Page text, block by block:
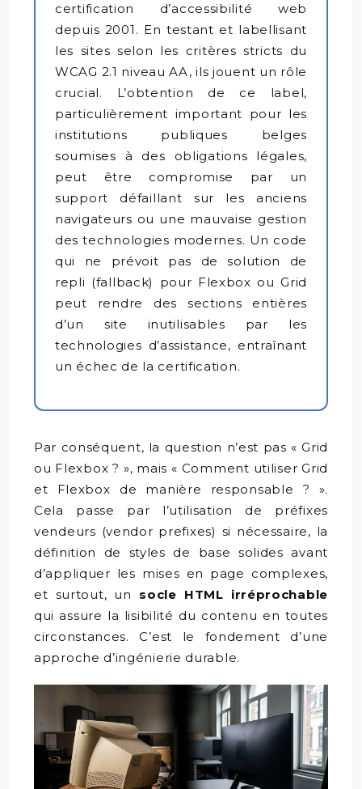
certification d’accessibilité web
depuis 2001. En testant et labellisant
les sites selon les critères stricts du
WCAG 2.1 niveau AA, ils jouent un rôle
crucial. L’obtention de ce label,
particulièrement important pour les
institutions publiques belges
soumises à des obligations légales,
peut être compromise par un
support défaillant sur les anciens
navigateurs ou une mauvaise gestion
des technologies modernes. Un code
qui ne prévoit pas de solution de
repli (fallback) pour Flexbox ou Grid
peut rendre des sections entières
d’un site inutilisables par les
technologies d’assistance, entraînant
un échec de la certification.
Par conséquent, la question n’est pas « Grid
ou Flexbox ? », mais « Comment utiliser Grid
et Flexbox de manière responsable ? ».
Cela passe par l’utilisation de préfixes
vendeurs (vendor prefixes) si nécessaire, la
définition de styles de base solides avant
d’appliquer les mises en page complexes,
et surtout, un socle HTML irréprochable
qui assure la lisibilité du contenu en toutes
circonstances. C’est le fondement d’une
approche d’ingénierie durable.